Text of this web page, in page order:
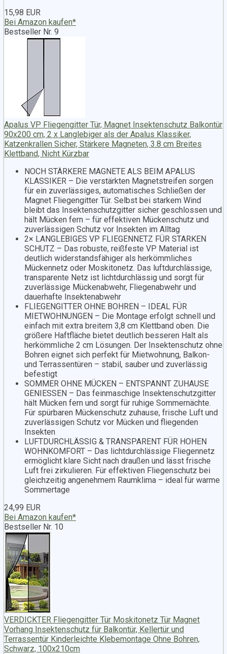
15,98 EUR
Bei Amazon kaufen*
Bestseller Nr. 9
Apalus VP Fliegengitter Tür, Magnet Insektenschutz Balkontür
90x200 cm, 2 x Langlebiger als der Apalus Klassiker,
Katzenkrallen Sicher, Stärkere Magneten, 3.8 cm Breites
Klettband, Nicht Kürzbar
NOCH STÄRKERE MAGNETE ALS BEIM APALUS
KLASSIKER – Die verstärkten Magnetstreifen sorgen
für ein zuverlässiges, automatisches Schließen der
Magnet Fliegengitter Tür. Selbst bei starkem Wind
bleibt das Insektenschutzgitter sicher geschlossen und
hält Mücken fern – für effektiven Mückenschutz und
zuverlässigen Schutz vor Insekten im Alltag
2× LANGLEBIGES VP FLIEGENNETZ FÜR STARKEN
SCHUTZ – Das robuste, reißfeste VP Material ist
deutlich widerstandsfähiger als herkömmliches
Mückennetz oder Moskitonetz. Das luftdurchlässige,
transparente Netz ist lichtdurchlässig und sorgt für
zuverlässige Mückenabwehr, Fliegenabwehr und
dauerhafte Insektenabwehr
FLIEGENGITTER OHNE BOHREN – IDEAL FÜR
MIETWOHNUNGEN – Die Montage erfolgt schnell und
einfach mit extra breitem 3,8 cm Klettband oben. Die
größere Haftfläche bietet deutlich besseren Halt als
herkömmliche 2 cm Lösungen. Der Insektenschutz ohne
Bohren eignet sich perfekt für Mietwohnung, Balkon-
und Terrassentüren – stabil, sauber und zuverlässig
befestigt
SOMMER OHNE MÜCKEN – ENTSPANNT ZUHAUSE
GENIESSEN – Das feinmaschige Insektenschutzgitter
hält Mücken fern und sorgt für ruhige Sommernächte.
Für spürbaren Mückenschutz zuhause, frische Luft und
zuverlässigen Schutz vor Mücken und fliegenden
Insekten
LUFTDURCHLÄSSIG & TRANSPARENT FÜR HOHEN
WOHNKOMFORT – Das lichtdurchlässige Fliegennetz
ermöglicht klare Sicht nach draußen und lässt frische
Luft frei zirkulieren. Für effektiven Fliegenschutz bei
gleichzeitig angenehmem Raumklima – ideal für warme
Sommertage
24,99 EUR
Bei Amazon kaufen*
Bestseller Nr. 10
VERDICKTER Fliegengitter Tür Moskitonetz Tür Magnet
Vorhang Insektenschutz für Balkontür, Kellertür und
Terrassentür Kinderleichte Klebemontage Ohne Bohren,
Schwarz, 100x210cm